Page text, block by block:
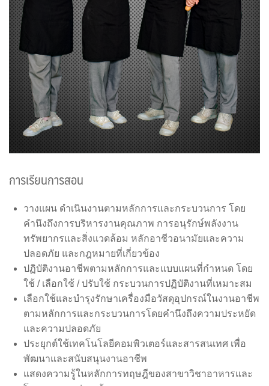
การเรียนการสอน
วางแผน ดำเนินงานตามหลักการและกระบวนการ โดย
คำนึงถึงการบริหารงานคุณภาพ การอนุรักษ์พลังงาน
ทรัพยากรและสิ่งแวดล้อม หลักอาชีวอนามัยและความ
ปลอดภัย และกฎหมายที่เกี่ยวข้อง
ปฏิบัติงานอาชีพตามหลักการและแบบแผนที่กำหนด โดย
ใช้ / เลือกใช้ / ปรับใช้ กระบวนการปฏิบัติงานที่เหมาะสม
เลือกใช้และบำรุงรักษาเครื่องมือวัสดุอุปกรณ์ในงานอาชีพ
ตามหลักการและกระบวนการโดยคำนึงถึงความประหยัด
และความปลอดภัย
ประยุกต์ใช้เทคโนโลยีคอมพิวเตอร์และสารสนเทศ เพื่อ
พัฒนาและสนับสนุนงานอาชีพ
แสดงความรู้ในหลักการทฤษฎีของสาขาวิชาอาหารและ